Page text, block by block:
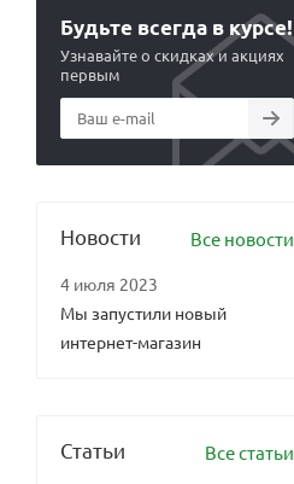
Будьте всегда в курсе!
Узнавайте о скидках и акциях
первым
Новости Все новости
4 июля 2023
Мы запустили новый
интернет-магазин
Статьи Все статьи